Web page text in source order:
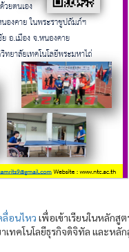
ลื่อนไหว เพื่อเข้าเรียนในหลักสูต
ทคโนโลยีธุรกิจดิจิทัล และหลั